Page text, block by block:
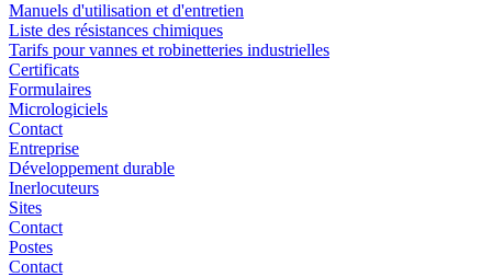
Manuels d'utilisation et d'entretien
Liste des résistances chimiques
Tarifs pour vannes et robinetteries industrielles
Certificats
Formulaires
Micrologiciels
Contact
Entreprise
Développement durable
Inerlocuteurs
Sites
Contact
Postes
Contact